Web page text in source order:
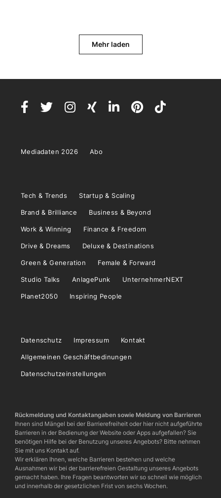
Mehr laden
Mediadaten 2026 Abo
Tech & Trends Startup & Scaling
Brand & Brilliance Business & Beyond
Work & Winning Finance & Freedom
Drive & Dreams Deluxe & Destinations
Green & Generation Female & Forward
Studio Talks AnlagePunk UnternehmerNEXT
Planet2050 Inspiring People
Datenschutz Impressum Kontakt
Allgemeinen Geschäftbedinungen
Datenschutzeinstellungen
Rückmeldung und Kontaktangaben sowie Meldung von Barrieren
Ihnen sind Mängel bei der Barrierefreiheit oder hier nicht aufgeführte
Barrieren in der Bedienung der Website oder Apps aufgefallen? Sie
benötigen Hilfe bei der Benutzung unseres Angebots? Bitte nehmen
Sie mit uns Kontakt auf.
Wir erklären Ihnen, welche Barrieren bestehen und welche
Ausnahmen wir bei der barrierefreien Gestaltung unseres Angebots
gemacht haben. Ihre Fragen beantworten wir so schnell wie möglich
und innerhalb der gesetzlichen Frist von sechs Wochen.